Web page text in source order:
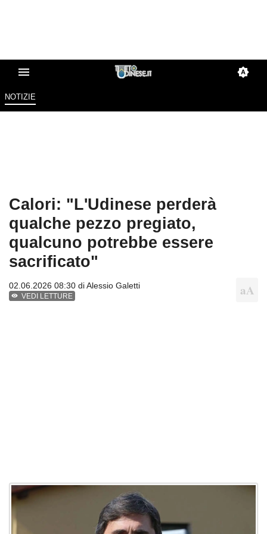
NOTIZIE
Calori: "L'Udinese perderà
qualche pezzo pregiato,
qualcuno potrebbe essere
sacrificato"
02.06.2026 08:30 diAlessio Galetti
VEDI LETTURE